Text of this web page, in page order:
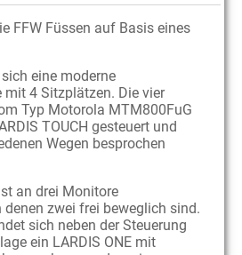
FFW Füssen auf Basis eines
eine moderne
4 Sitzplätzen. Die vier
Typ Motorola MTM800FuG
TOUCH gesteuert und
Wegen besprochen
an drei Monitore
denen zwei frei beweglich sind.
sich neben der Steuerung
ein LARDIS ONE mit